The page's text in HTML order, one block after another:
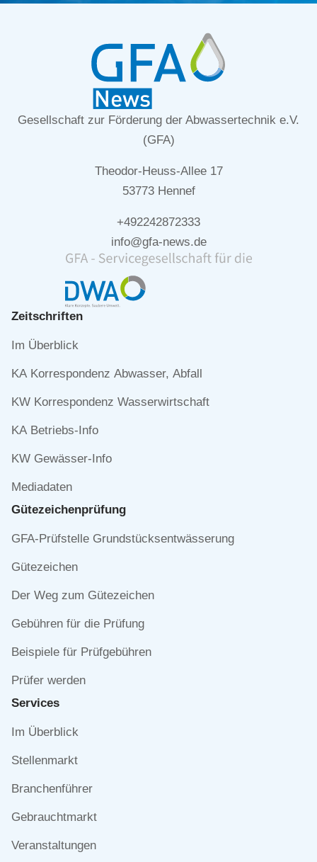
Gesellschaft zur Förderung der Abwassertechnik e.V.
(GFA)
Theodor-Heuss-Allee 17
53773 Hennef
+492242872333
info@gfa-news.de
Zeitschriften
Navigation
Im Überblick
KA Korrespondenz Abwasser, Abfall
KW Korrespondenz Wasserwirtschaft
KA Betriebs-Info
KW Gewässer-Info
Mediadaten
Gütezeichen­prüfung
Navigation
GFA-Prüfstelle Grundstücksentwässerung
Gütezeichen
Der Weg zum Gütezeichen
Gebühren für die Prüfung
Beispiele für Prüfgebühren
Prüfer werden
Services
Navigation
Im Überblick
Stellenmarkt
Branchenführer
Gebrauchtmarkt
Veranstaltungen